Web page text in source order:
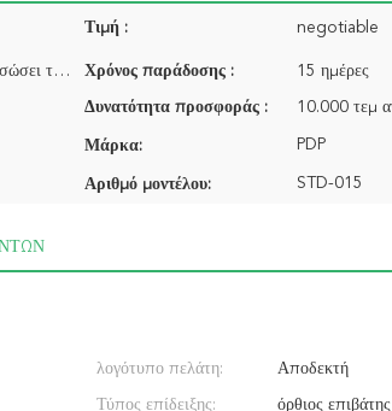
Τιμή : negotiable
Οριζόντια συσκευασμένος για να σώσει το διάστημα ναυτιλίας Χρόνος παράδοσης : 15 ημέρες
Δυνατότητα προσφοράς : 10.000 τεμ
Μάρκα: PDP
Αριθμό μοντέλου: STD-015
λογότυπο πελάτη: Αποδεκτή
Τύπος επίδειξης: όρθιος επιβάτης